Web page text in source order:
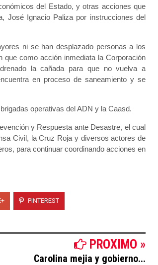
del Estado, y otras acciones que
José Ignacio Paliza por instrucciones del
ni se han desplazado personas a los
que como acción inmediata la Corporación
la cañada para que no vuelva a
en proceso de saneamiento y se
operativas del ADN y la Caasd.
y Respuesta ante Desastre, el cual
Civil, la Cruz Roja y diversos actores de
para continuar coordinando acciones en
PINTEREST
PROXIMO »
Carolina mejia y gobierno...